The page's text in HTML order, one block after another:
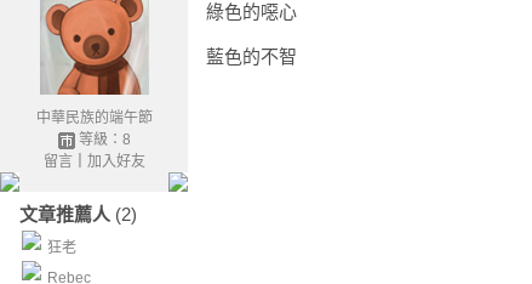
中華民族的端午節
等級：8
留言｜ 加入好友
文章推薦人 (2)
狂老
Rebec
綠色的噁心
藍色的不智